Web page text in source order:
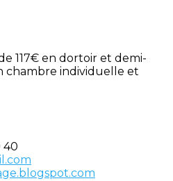
117€ en dortoir et demi-
chambre individuelle et
40